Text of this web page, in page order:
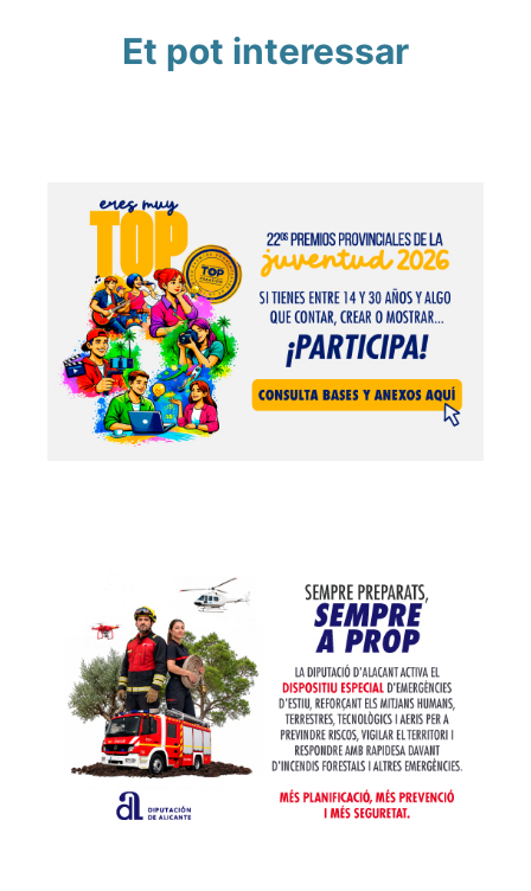
Et pot interessar